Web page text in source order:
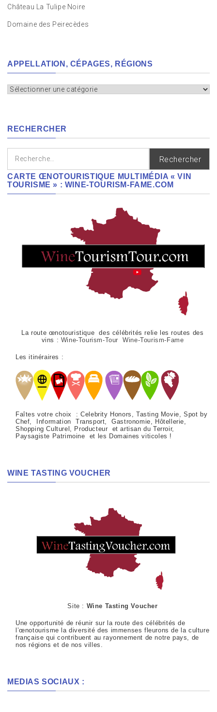
Château La Tulipe Noire
Domaine des Peirecèdes
APPELLATION, CÉPAGES, RÉGIONS
Appellation,
RECHERCHER
Rechercher :
CARTE ŒNOTOURISTIQUE MULTIMÉDIA « VIN
TOURISME » : WINE-TOURISM-FAME.COM
La route œnotouristique des célébrités relie les routes des
vins : Wine-Tourism-Tour Wine-Tourism-Fame
Les itinéraires :
Faîtes votre choix : Celebrity Honors, Tasting Movie, Spot by
Chef, Information Transport, Gastronomie, Hôtellerie,
Shopping Culturel, Producteur et artisan du Terroir,
Paysagiste Patrimoine et les Domaines viticoles !
WINE TASTING VOUCHER
Site : Wine Tasting Voucher
Une opportunité de réunir sur la route des célébrités de
l’œnotourisme la diversité des immenses fleurons de la culture
française qui contribuent au rayonnement de notre pays, de
nos régions et de nos villes.
MEDIAS SOCIAUX :